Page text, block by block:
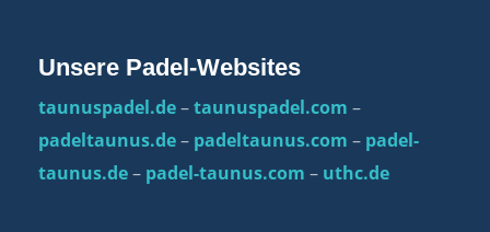
Unsere Padel-Websites
taunuspadel.de–taunuspadel.com –
padeltaunus.de– padeltaunus.com – padel-
taunus.de– padel-taunus.com – uthc.de